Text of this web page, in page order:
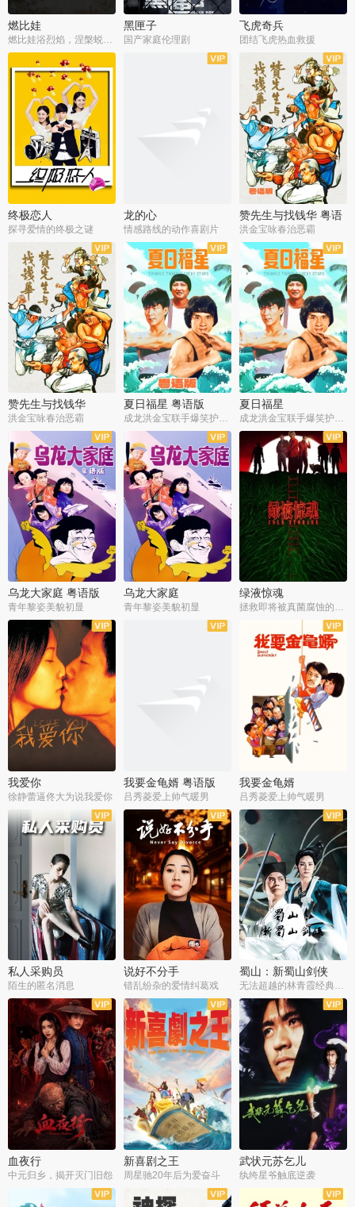
燃比娃
燃比娃浴烈焰，涅槃蜕变成人
黑匣子
国产家庭伦理剧
飞虎奇兵
团结飞虎热血救援
终极恋人
探寻爱情的终极之谜
龙的心
情感路线的动作喜剧片
赞先生与找钱华 粤语
版
洪金宝咏春治恶霸
赞先生与找钱华
洪金宝咏春治恶霸
夏日福星 粤语版
成龙洪金宝联手爆笑护美女
夏日福星
成龙洪金宝联手爆笑护美女
乌龙大家庭 粤语版
青年黎姿美貌初显
乌龙大家庭
青年黎姿美貌初显
绿液惊魂
拯救即将被真菌腐蚀的世界
我爱你
徐静蕾逼佟大为说我爱你
我要金龟婿 粤语版
吕秀菱爱上帅气暖男
我要金龟婿
吕秀菱爱上帅气暖男
私人采购员
陌生的匿名消息
说好不分手
错乱纷杂的爱情纠葛戏
蜀山：新蜀山剑侠
无法超越的林青霞经典角色
血夜行
中元归乡，揭开灭门旧怨
新喜剧之王
周星驰20年后为爱奋斗
武状元苏乞儿
纨绔星爷触底逆袭